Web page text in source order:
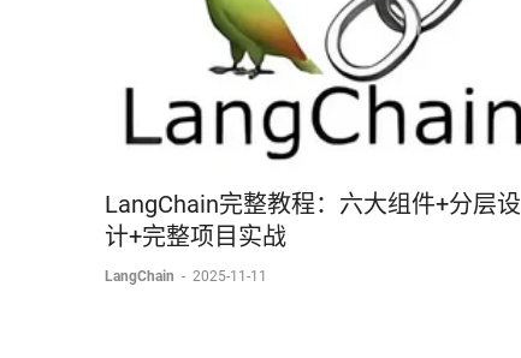
LangChain完整教程：六大组件+分层设
计+完整项目实战
LangChain - 2025-11-11